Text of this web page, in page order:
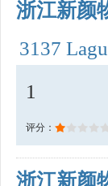
浙江新颜
3137
1
评分：
浙江新颜